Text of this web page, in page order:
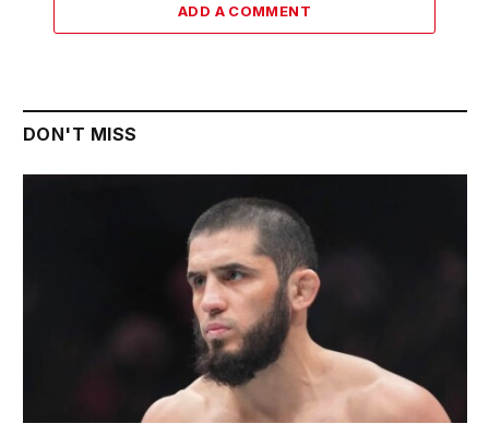
ADD A COMMENT
DON'T MISS